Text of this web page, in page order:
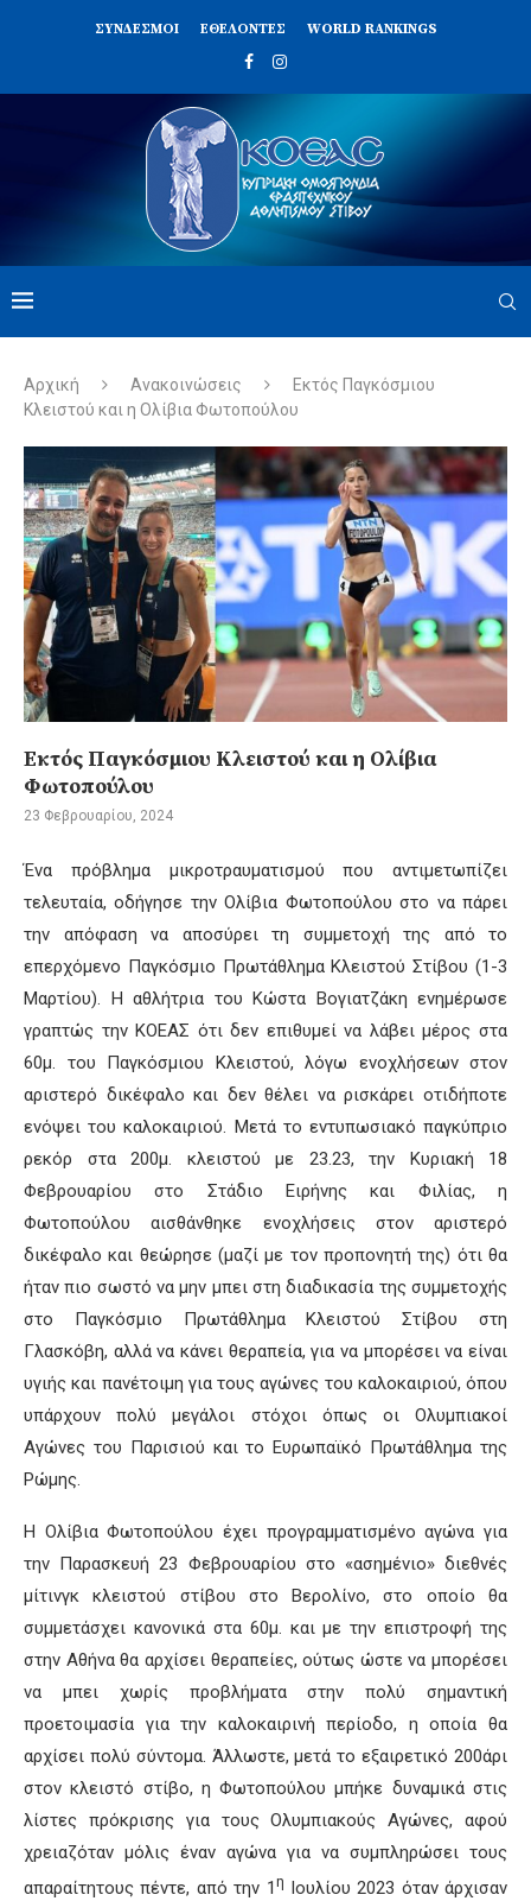
ΣΥΝΔΈΣΜΟΙ ΕΘΕΛΟΝΤΈΣ WORLD RANKINGS
Αρχική Ανακοινώσεις
Εκτός Παγκόσμιου
Κλειστού και η Ολίβια Φωτοπούλου
Εκτός Παγκόσμιου Κλειστού και η Ολίβια
Φωτοπούλου
23 Φεβρουαρίου, 2024
Ένα πρόβλημα μικροτραυματισμού που αντιμετωπίζει
τελευταία, οδήγησε την Ολίβια Φωτοπούλου στο να πάρει
την απόφαση να αποσύρει τη συμμετοχή της από το
επερχόμενο Παγκόσμιο Πρωτάθλημα Κλειστού Στίβου (1-3
Μαρτίου). Η αθλήτρια του Κώστα Βογιατζάκη ενημέρωσε
γραπτώς την ΚΟΕΑΣ ότι δεν επιθυμεί να λάβει μέρος στα
60μ. του Παγκόσμιου Κλειστού, λόγω ενοχλήσεων στον
αριστερό δικέφαλο και δεν θέλει να ρισκάρει οτιδήποτε
ενόψει του καλοκαιριού. Μετά το εντυπωσιακό παγκύπριο
ρεκόρ στα 200μ. κλειστού με 23.23, την Κυριακή 18
Φεβρουαρίου στο Στάδιο Ειρήνης και Φιλίας, η
Φωτοπούλου αισθάνθηκε ενοχλήσεις στον αριστερό
δικέφαλο και θεώρησε (μαζί με τον προπονητή της) ότι θα
ήταν πιο σωστό να μην μπει στη διαδικασία της συμμετοχής
στο Παγκόσμιο Πρωτάθλημα Κλειστού Στίβου στη
Γλασκόβη, αλλά να κάνει θεραπεία, για να μπορέσει να είναι
υγιής και πανέτοιμη για τους αγώνες του καλοκαιριού, όπου
υπάρχουν πολύ μεγάλοι στόχοι όπως οι Ολυμπιακοί
Αγώνες του Παρισιού και το Ευρωπαϊκό Πρωτάθλημα της
Ρώμης.
Η Ολίβια Φωτοπούλου έχει προγραμματισμένο αγώνα για
την Παρασκευή 23 Φεβρουαρίου στο «ασημένιο» διεθνές
μίτινγκ κλειστού στίβου στο Βερολίνο, στο οποίο θα
συμμετάσχει κανονικά στα 60μ. και με την επιστροφή της
στην Αθήνα θα αρχίσει θεραπείες, ούτως ώστε να μπορέσει
να μπει χωρίς προβλήματα στην πολύ σημαντική
προετοιμασία για την καλοκαιρινή περίοδο, η οποία θα
αρχίσει πολύ σύντομα. Άλλωστε, μετά το εξαιρετικό 200άρι
στον κλειστό στίβο, η Φωτοπούλου μπήκε δυναμικά στις
λίστες πρόκρισης για τους Ολυμπιακούς Αγώνες, αφού
χρειαζόταν μόλις έναν αγώνα για να συμπληρώσει τους
απαραίτητους πέντε, από την 1 η Ιουλίου 2023 όταν άρχισαν